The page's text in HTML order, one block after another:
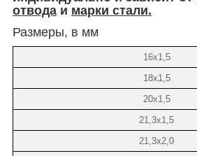
отвода и марки стали.
Размеры, в мм
16х1,5
18х1,5
20х1,5
21,3х1,5
21,3х2,0